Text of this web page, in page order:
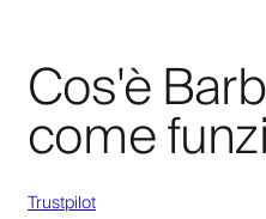
Cos'è
come
Trustpilot